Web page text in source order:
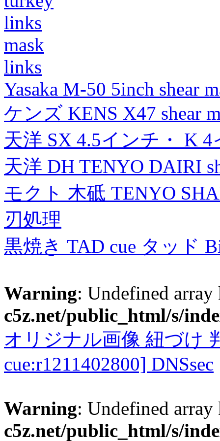
links
mask
links
Yasaka M-50 5inch shear
ケンズ KENS X47 shear
天洋 SX 4.5インチ・ K
天洋 DH TENYO DAIRI
モクト 木砥 TENYO
刃処理
黒焼き TAD cue タッド
Warning: Undefined
c5z.net/public_html/s/
オリジナル画像 紐づけ
cue:r1211402800] DNSsec
Warning: Undefined
c5z.net/public_html/s/